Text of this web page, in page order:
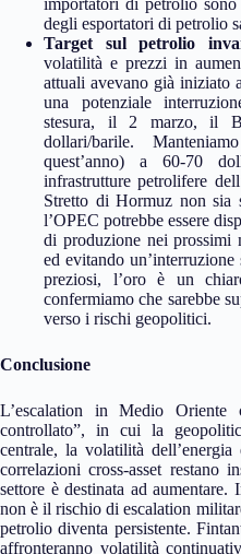
degli esportatori di petrolio
Target sul petrolio
volatilità e prezzi in
attuali avevano già iniziato
una potenziale
stesura, il 2 marzo, il
dollari/barile.
quest’anno) a 60-70
infrastrutture petrolifere
Stretto di Hormuz non sia
l’OPEC potrebbe essere
di produzione nei prossimi
ed evitando
preziosi, l’oro è un
confermiamo che sarebbe
verso i rischi geopolitici.
Conclusione
L’escalation in Medio
controllato”, in cui la
centrale, la volatilità
correlazioni cross-asset restano
settore è destinata ad
non è il rischio di escalation
petrolio diventa persistente.
affronteranno volatilità